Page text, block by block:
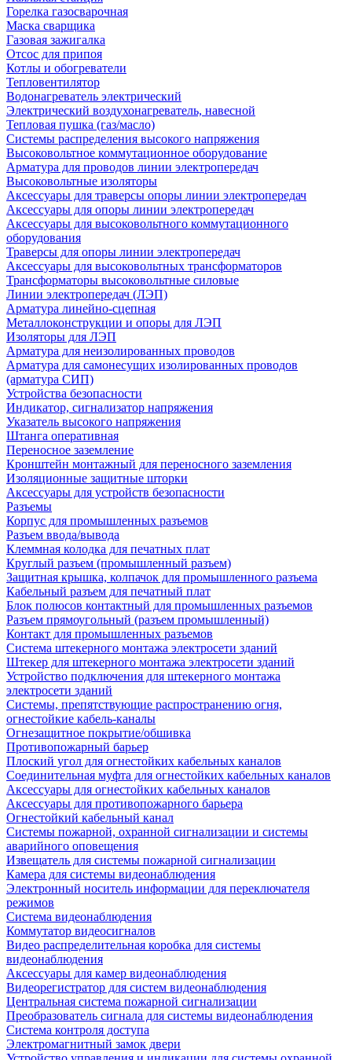
Горелка газосварочная
Маска сварщика
Газовая зажигалка
Отсос для припоя
Котлы и обогреватели
Тепловентилятор
Водонагреватель электрический
Электрический воздухонагреватель, навесной
Тепловая пушка (газ/масло)
Системы распределения высокого напряжения
Высоковольтное коммутационное оборудование
Арматура для проводов линии электропередач
Высоковольтные изоляторы
Аксессуары для траверсы опоры линии электропередач
Аксессуары для опоры линии электропередач
Аксессуары для высоковольтного коммутационного
оборудования
Траверсы для опоры линии электропередач
Аксессуары для высоковольтных трансформаторов
Трансформаторы высоковольтные силовые
Линии электропередач (ЛЭП)
Арматура линейно-сцепная
Металлоконструкции и опоры для ЛЭП
Изоляторы для ЛЭП
Арматура для неизолированных проводов
Арматура для самонесущих изолированных проводов
(арматура СИП)
Устройства безопасности
Индикатор, сигнализатор напряжения
Указатель высокого напряжения
Штанга оперативная
Переносное заземление
Кронштейн монтажный для переносного заземления
Изоляционные защитные шторки
Аксессуары для устройств безопасности
Разъемы
Корпус для промышленных разъемов
Разъем ввода/вывода
Клеммная колодка для печатных плат
Круглый разъем (промышленный разъем)
Защитная крышка, колпачок для промышленного разъема
Кабельный разъем для печатный плат
Блок полюсов контактный для промышленных разъемов
Разъем прямоугольный (разъем промышленный)
Контакт для промышленных разъемов
Система штекерного монтажа электросети зданий
Штекер для штекерного монтажа электросети зданий
Устройство подключения для штекерного монтажа
электросети зданий
Системы, препятствующие распространению огня,
огнестойкие кабель-каналы
Огнезащитное покрытие/обшивка
Противопожарный барьер
Плоский угол для огнестойких кабельных каналов
Соединительная муфта для огнестойких кабельных каналов
Аксессуары для огнестойких кабельных каналов
Аксессуары для противопожарного барьера
Огнестойкий кабельный канал
Системы пожарной, охранной сигнализации и системы
аварийного оповещения
Извещатель для системы пожарной сигнализации
Камера для системы видеонаблюдения
Электронный носитель информации для переключателя
режимов
Система видеонаблюдения
Коммутатор видеосигналов
Видео распределительная коробка для системы
видеонаблюдения
Аксессуары для камер видеонаблюдения
Видеорегистратор для систем видеонаблюдения
Центральная система пожарной сигнализации
Преобразователь сигнала для системы видеонаблюдения
Система контроля доступа
Электромагнитный замок двери